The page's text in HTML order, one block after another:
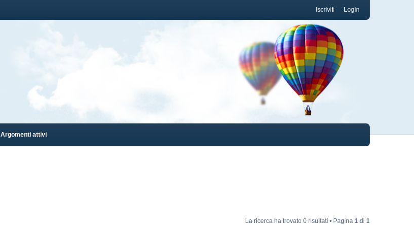
Login
Iscriviti
Argomenti attivi
La ricerca ha trovato 0 risultati • Pagina 1 di 1